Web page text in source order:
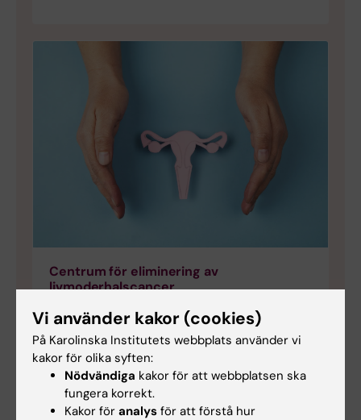
Centrum för eliminering av
livmoderhalscancer
Centret arbetar med att öka kunskapen kring
design och utvärdering av strategier för att
utrota livmoderhalscancer. Arbetet ingår i
kampanjen att Sverige ska vara fritt från
livmoderhalscancer år 2027. Centret ingår
och i ett internationellt nätverk för
referenslaboratorier inom HPV-testning.
Vi använder kakor (cookies)
På Karolinska Institutets webbplats använder vi
kakor för olika syften:
Nödvändiga kakor för att webbplatsen ska
fungera korrekt.
Kakor för analys för att förstå hur